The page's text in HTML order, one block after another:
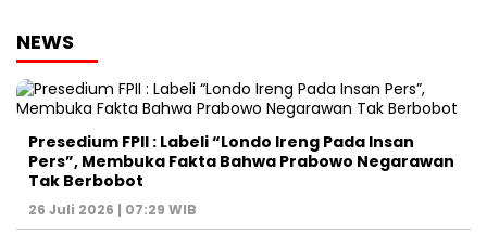
NEWS
Presedium FPII : Labeli “Londo Ireng Pada Insan
Pers”, Membuka Fakta Bahwa Prabowo Negarawan
Tak Berbobot
26 Juli 2026 | 07:29 WIB